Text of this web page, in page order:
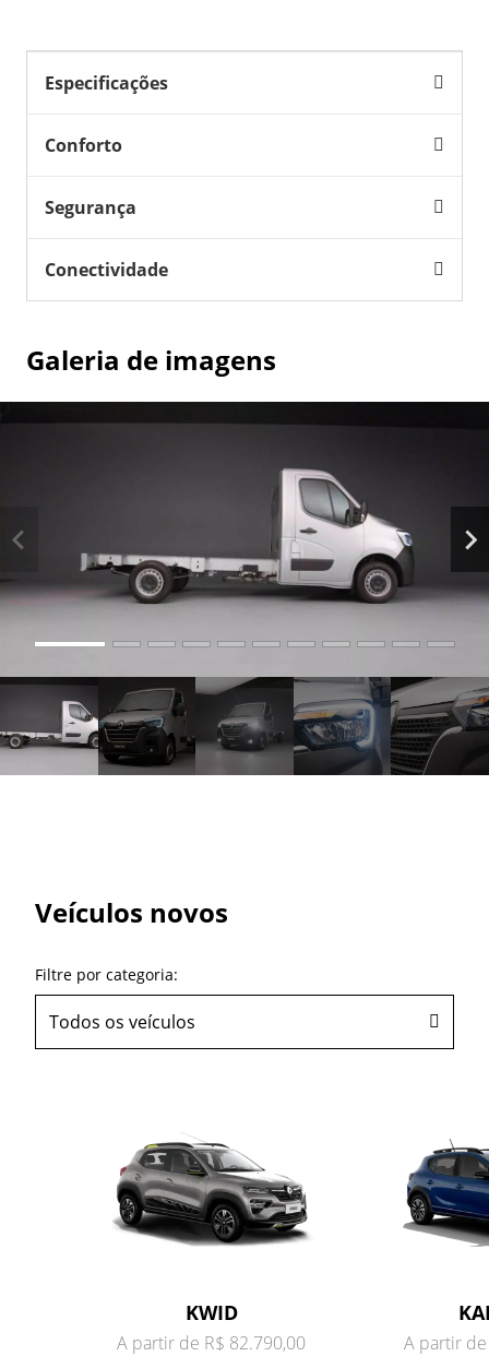
Especificações
Conforto
Segurança
Conectividade
Galeria de imagens
Veículos novos
Filtre por categoria:
Todos os veículos
KWID
A partir de R$ 82.790,00 A partir